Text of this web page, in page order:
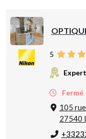
5
Fermé
105
27540